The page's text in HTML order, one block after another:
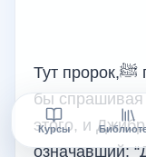
Курсы
Тут пророк,ﷺ повернулся к Джибрилу, как
бы спрашивая
этого, и
означавший: